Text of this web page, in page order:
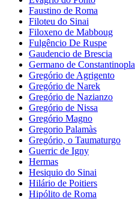
Faustino de Roma
Filoteu do Sinai
Filoxeno de Mabboug
Fulgêncio De Ruspe
Gaudencio de Brescia
Germano de Constantinopla
Gregório de Agrigento
Gregório de Narek
Gregório de Nazianzo
Gregório de Nissa
Gregório Magno
Gregorio Palamàs
Gregório, o Taumaturgo
Guerric de Igny
Hermas
Hesiquio do Sinai
Hilário de Poitiers
Hipólito de Roma